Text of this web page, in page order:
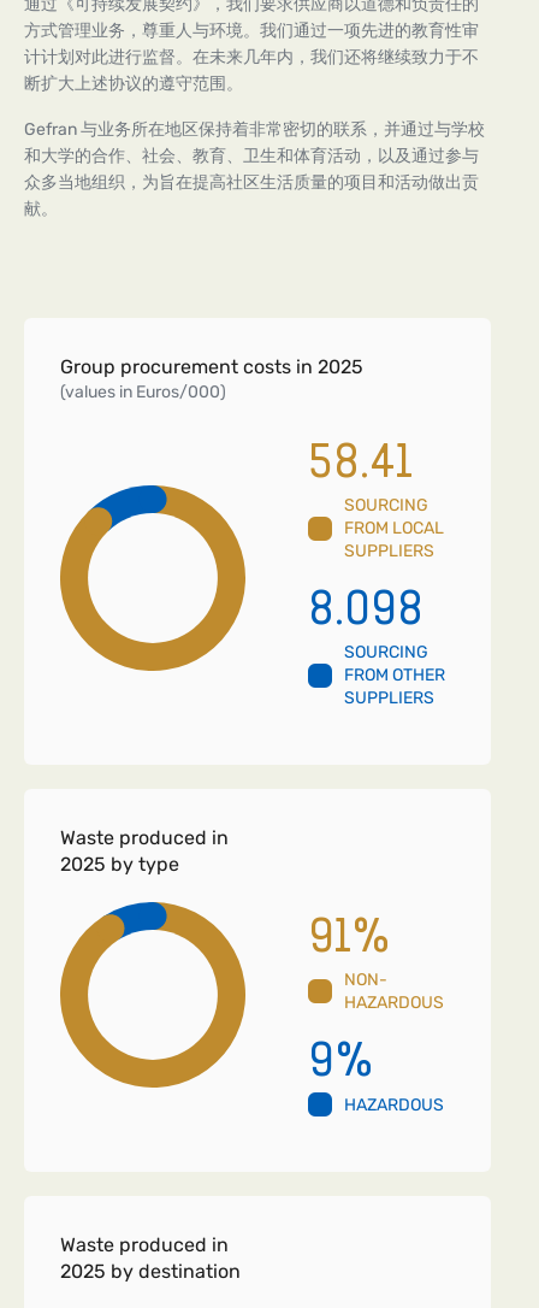
通过《可持续发展契约》，我们要求供应商以道德和负责任的
方式管理业务，尊重人与环境。我们通过一项先进的教育性审
计计划对此进行监督。在未来几年内，我们还将继续致力于不
断扩大上述协议的遵守范围。
Gefran 与业务所在地区保持着非常密切的联系，并通过与学校
和大学的合作、社会、教育、卫生和体育活动，以及通过参与
众多当地组织，为旨在提高社区生活质量的项目和活动做出贡
献。
Group procurement costs in 2025
(values in Euros/000)
58.41
SOURCING
FROM LOCAL
SUPPLIERS
8.098
SOURCING
FROM OTHER
SUPPLIERS
Waste produced in
2025 by type
91%
NON-
HAZARDOUS
9%
HAZARDOUS
Waste produced in
2025 by destination